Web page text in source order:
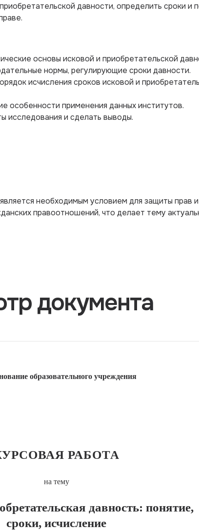
давности, определить сроки и
основы исковой и приобретательской
нормы, регулирующие сроки давности.
исчисления сроков исковой и
особенности применения данных институтов.
исследования и сделать выводы.
необходимым условием для защиты прав
правоотношений, что делает тему
документа
образовательного учреждения
РАБОТА
на тему
давность: понятие,
сроки, исчисление